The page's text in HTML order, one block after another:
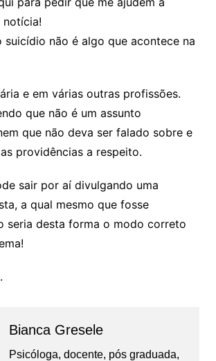
notícia!
suicídio não é algo que acontece na
e em várias outras profissões.
que não é um assunto
que não deva ser falado sobre e
providências a respeito.
sair por aí divulgando uma
a qual mesmo que fosse
seria desta forma o modo correto
Bianca Gresele
Psicóloga, docente, pós graduada,